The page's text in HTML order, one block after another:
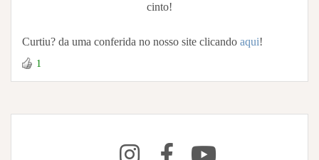
cinto!
Curtiu? da uma conferida no nosso site clicando aqui!
1